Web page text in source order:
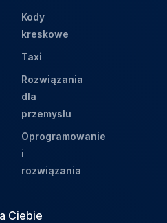
Kody
kreskowe
Taxi
Rozwiązania
dla
przemysłu
Oprogramowanie
i
rozwiązania
Ciebie